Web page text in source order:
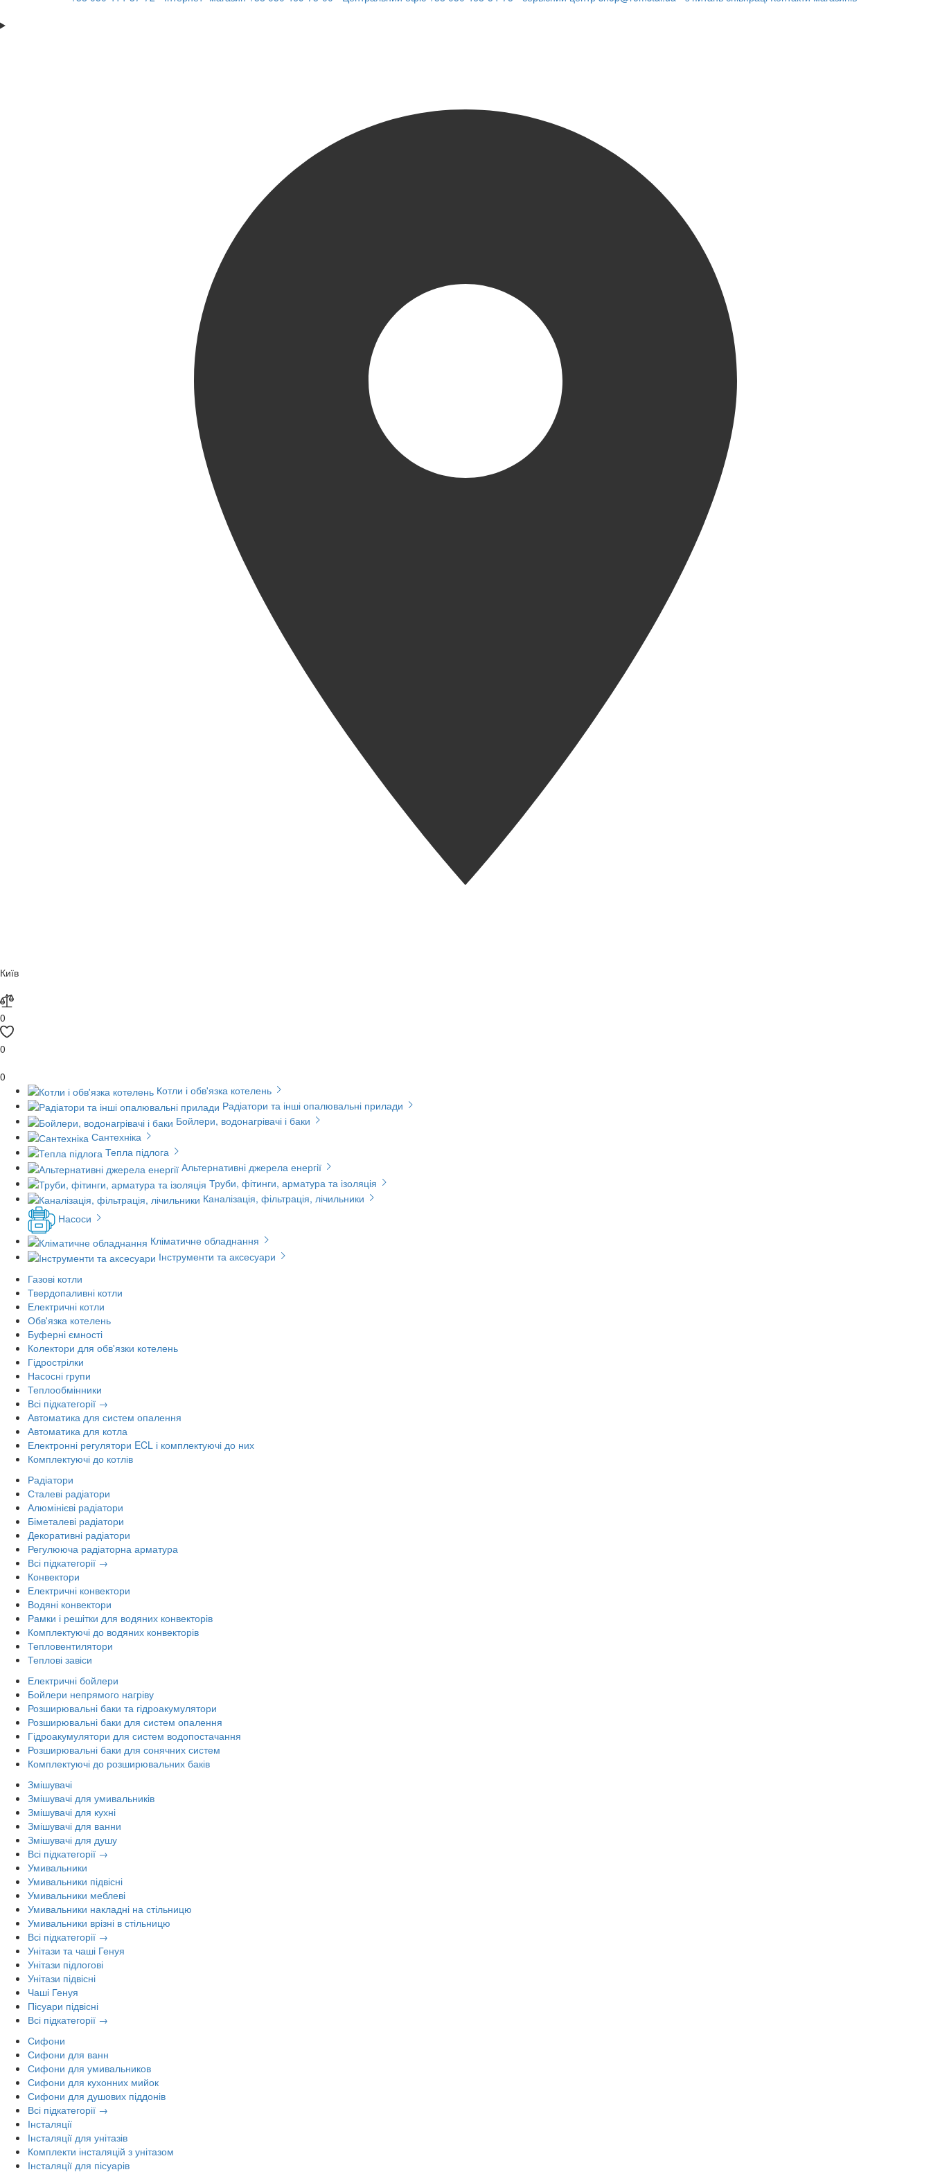
Київ
0
0
0
Котли і обв'язка котелень
Радіатори та інші опалювальні прилади
Бойлери, водонагрівачі і баки
Сантехніка
Тепла підлога
Альтернативні джерела енергії
Труби, фітинги, арматура та ізоляція
Каналізація, фільтрація, лічильники
Насоси
Кліматичне обладнання
Інструменти та аксесуари
Газові котли
Твердопаливні котли
Електричні котли
Обв'язка котелень
Буферні ємності
Колектори для обв'язки котелень
Гідрострілки
Насосні групи
Теплообмінники
Всі підкатегорії →
Автоматика для систем опалення
Автоматика для котла
Електронні регулятори ECL і комплектуючі до них
Комплектуючі до котлів
Радіатори
Сталеві радіатори
Алюмінієві радіатори
Біметалеві радіатори
Декоративні радіатори
Регулююча радіаторна арматура
Всі підкатегорії →
Конвектори
Електричні конвектори
Водяні конвектори
Рамки і решітки для водяних конвекторів
Комплектуючі до водяних конвекторів
Тепловентилятори
Теплові завіси
Електричні бойлери
Бойлери непрямого нагріву
Розширювальні баки та гідроакумулятори
Розширювальні баки для систем опалення
Гідроакумулятори для систем водопостачання
Розширювальні баки для сонячних систем
Комплектуючі до розширювальних баків
Змішувачі
Змішувачі для умивальників
Змішувачі для кухні
Змішувачі для ванни
Змішувачі для душу
Всі підкатегорії →
Умивальники
Умивальники підвісні
Умивальники меблеві
Умивальники накладні на стільницю
Умивальники врізні в стільницю
Всі підкатегорії →
Унітази та чаші Генуя
Унітази підлогові
Унітази підвісні
Чаші Генуя
Пісуари підвісні
Всі підкатегорії →
Сифони
Сифони для ванн
Сифони для умивальников
Сифони для кухонних мийок
Сифони для душових піддонів
Всі підкатегорії →
Інсталяції
Інсталяції для унітазів
Комплекти інсталяцій з унітазом
Інсталяції для пісуарів